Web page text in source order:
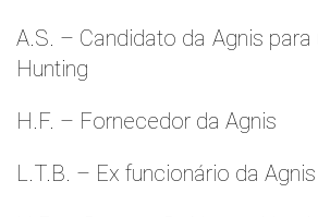
A.S. – Candidato da Agnis
Hunting
H.F. – Fornecedor da Agnis
L.T.B. – Ex funcionário da Agnis